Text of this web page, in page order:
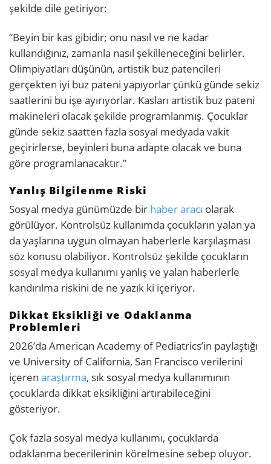
şekilde dile getiriyor:
“Beyin bir kas gibidir; onu nasıl ve ne kadar
kullandığınız, zamanla nasıl şekilleneceğini belirler.
Olimpiyatları düşünün, artistik buz patencileri
gerçekten iyi buz pateni yapıyorlar çünkü günde sekiz
saatlerini bu işe ayırıyorlar. Kasları artistik buz pateni
makineleri olacak şekilde programlanmış. Çocuklar
günde sekiz saatten fazla sosyal medyada vakit
geçirirlerse, beyinleri buna adapte olacak ve buna
göre programlanacaktır.”
Yanlış Bilgilenme Riski
Sosyal medya günümüzde bir haber aracı olarak
görülüyor. Kontrolsüz kullanımda çocukların yalan ya
da yaşlarına uygun olmayan haberlerle karşılaşması
söz konusu olabiliyor. Kontrolsüz şekilde çocukların
sosyal medya kullanımı yanlış ve yalan haberlerle
kandırılma riskini de ne yazık ki içeriyor.
Dikkat Eksikliği ve Odaklanma
Problemleri
2026’da American Academy of Pediatrics’in paylaştığı
ve University of California, San Francisco verilerini
içeren araştırma, sık sosyal medya kullanımının
çocuklarda dikkat eksikliğini artırabileceğini
gösteriyor.
Çok fazla sosyal medya kullanımı, çocuklarda
odaklanma becerilerinin körelmesine sebep oluyor.